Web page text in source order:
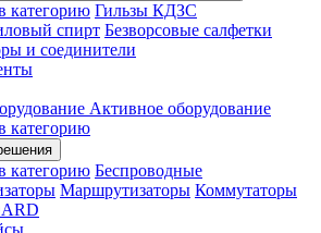
категорию Гильзы КДЗС
спирт Безворсовые салфетки
и соединители
Активное оборудование
категорию
категорию Беспроводные
Маршрутизаторы Коммутаторы